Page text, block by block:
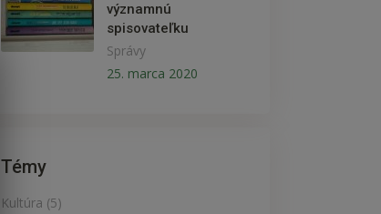
významnú
spisovateľku
Správy
25. marca 2020
Témy
Kultúra (5)